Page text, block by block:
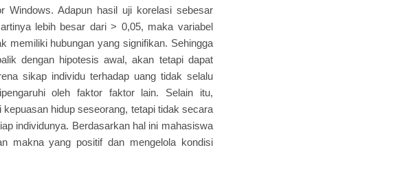
Windows. Adapun hasil uji korelasi sebesar
lebih besar dari > 0,05, maka variabel
memiliki hubungan yang signifikan. Sehingga
dengan hipotesis awal, akan tetapi dapat
sikap individu terhadap uang tidak selalu
oleh faktor faktor lain. Selain itu,
hidup seseorang, tetapi tidak secara
individunya. Berdasarkan hal ini mahasiswa
makna yang positif dan mengelola kondisi